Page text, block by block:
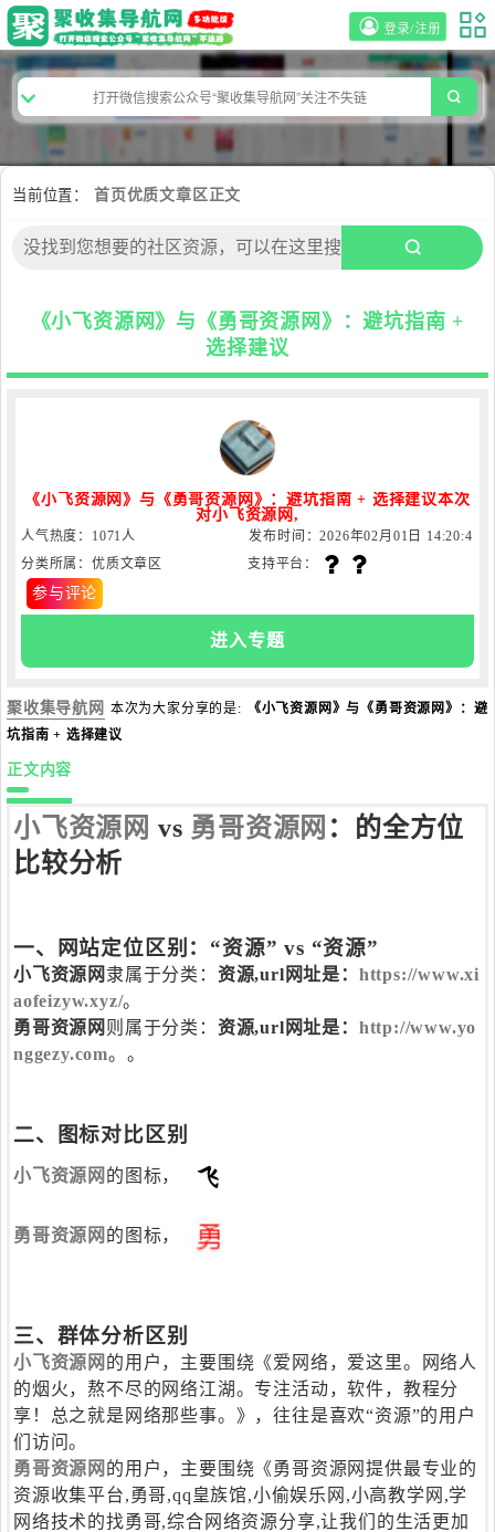
登录/注册
当前位置： 首页优质文章区正文
《小飞资源网》与《勇哥资源网》：避坑指南 +
选择建议
《小飞资源网》与《勇哥资源网》：避坑指南 + 选择建议本次
对小飞资源网,
人气热度：1071人
发布时间：2026年02月01日 14:20:4
0
支持平台：
分类所属：优质文章区
参与评论
进入专题
聚收集导航网 本次为大家分享的是:
《小飞资源网》与《勇哥资源网》：避
坑指南 + 选择建议
正文内容
小飞资源网 vs 勇哥资源网 ：的全方位
比较分析
一、网站定位区别：“资源” vs “资源”
小飞资源网隶属于分类： 资源,url网址是： https://www.xi
aofeizyw.xyz/。
勇哥资源网 则属于分类： 资源,url网址是： http://www.yo
nggezy.com。。
二、图标对比区别
小飞资源网 的图标，
勇哥资源网 的图标，
三、群体分析区别
小飞资源网 的用户，主要围绕《爱网络，爱这里。网络人
的烟火，熬不尽的网络江湖。专注活动，软件，教程分
享！总之就是网络那些事。》，往往是喜欢“资源”的用户
们访问。
勇哥资源网 的用户，主要围绕《勇哥资源网提供最专业的
资源收集平台,勇哥,qq皇族馆,小偷娱乐网,小高教学网,学
网络技术的找勇哥,综合网络资源分享,让我们的生活更加